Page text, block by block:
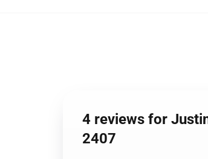
4 reviews for
2407